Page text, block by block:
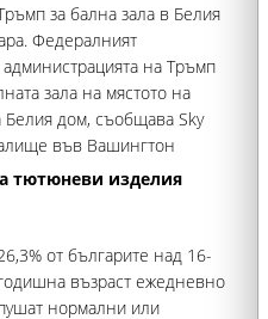
за бална зала в Белия
Федералният
на Тръмп
зала на мястото на
дом, съобщава Sky
във Вашингтон
тютюневи изделия
от българите над 16-
възраст ежедневно
нормални или